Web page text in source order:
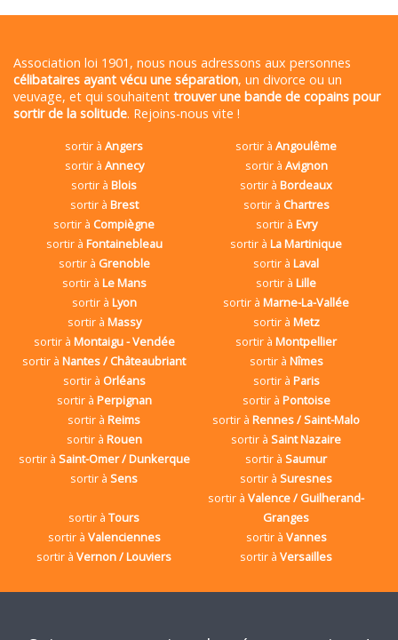
Association loi 1901, nous nous adressons aux personnes
célibataires ayant vécu une séparation, un divorce ou un
veuvage, et qui souhaitent trouver une bande de copains pour
sortir de la solitude. Rejoins-nous vite !
sortir àAngers sortir àAngoulême
sortir à Annecy sortir à Avignon
sortir àBlois sortir àBordeaux
sortir à Brest sortir à Chartres
sortir à Compiègne sortir à Evry
sortir à Fontainebleau sortir àLa Martinique
sortir à Grenoble sortir àLaval
sortir à Le Mans sortir àLille
sortir à Lyon sortir àMarne-La-Vallée
sortir à Massy sortir à Metz
sortir à Montaigu - Vendée sortir àMontpellier
sortir àNantes / Châteaubriant sortir à Nîmes
sortir à Orléans sortir à Paris
sortir à Perpignan sortir à Pontoise
sortir àReims sortir àRennes / Saint-Malo
sortir à Rouen sortir àSaint Nazaire
sortir à Saint-Omer / Dunkerque sortir àSaumur
sortir àSens sortir àSuresnes
sortir àTours
sortir àValence / Guilherand-
Granges
sortir à Valenciennes sortir à Vannes
sortir àVernon / Louviers sortir àVersailles